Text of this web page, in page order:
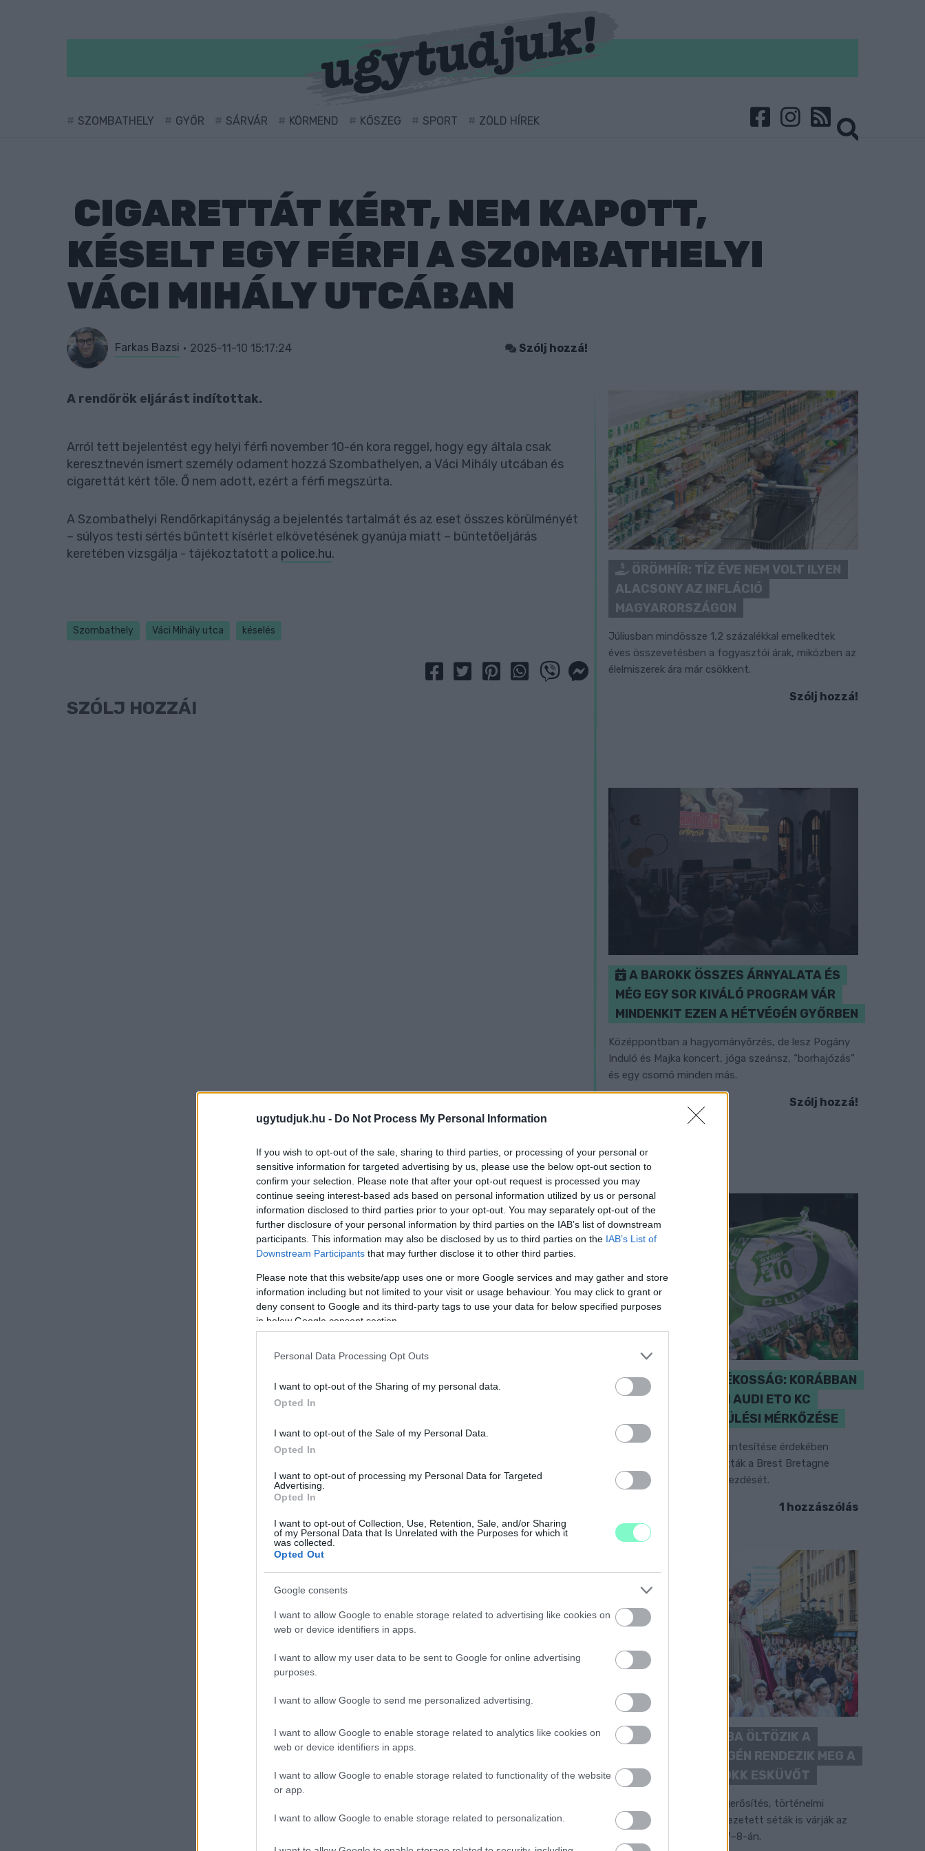
ugytudjuk.hu - Do Not Process My Personal Information
If you wish to opt-out of the sale, sharing to third parties, or processing of your personal or
sensitive information for targeted advertising by us, please use the below opt-out section to
confirm your selection. Please note that after your opt-out request is processed you may
continue seeing interest-based ads based on personal information utilized by us or personal
information disclosed to third parties prior to your opt-out. You may separately opt-out of the
further disclosure of your personal information by third parties on the IAB’s list of downstream
participants. This information may also be disclosed by us to third parties on the IAB’s List of
Downstream Participants that may further disclose it to other third parties.
Please note that this website/app uses one or more Google services and may gather and store
information including but not limited to your visit or usage behaviour. You may click to grant or
deny consent to Google and its third-party tags to use your data for below specified purposes
in below Google consent section.
Personal Data Processing Opt Outs
I want to opt-out of the Sharing of my personal data.
Opted In
I want to opt-out of the Sale of my Personal Data.
Opted In
I want to opt-out of processing my Personal Data for Targeted
Advertising.
Opted In
I want to opt-out of Collection, Use, Retention, Sale, and/or Sharing
of my Personal Data that Is Unrelated with the Purposes for which it
was collected.
Opted Out
Google consents
I want to allow Google to enable storage related to advertising like cookies on
web or device identifiers in apps.
I want to allow my user data to be sent to Google for online advertising
purposes.
I want to allow Google to send me personalized advertising.
I want to allow Google to enable storage related to analytics like cookies on
web or device identifiers in apps.
I want to allow Google to enable storage related to functionality of the website
or app.
I want to allow Google to enable storage related to personalization.
SZOMBATHELY GYŐR SÁRVÁR KÖRMEND KŐSZEG SPORT ZÖLD HÍREK
CIGARETTÁT KÉRT, NEM KAPOTT,
KÉSELT EGY FÉRFI A SZOMBATHELYI
VÁCI MIHÁLY UTCÁBAN
Farkas Bazsi 2025-11-10 15:17:24 Szólj hozzá!
A rendőrök eljárást indítottak.
Arról tett bejelentést egy helyi férfi november 10-én kora reggel, hogy egy általa csak
keresztnevén ismert személy odament hozzá Szombathelyen, a Váci Mihály utcában és
cigarettát kért tőle. Ő nem adott, ezért a férfi megszúrta.
A Szombathelyi Rendőrkapitányság a bejelentés tartalmát és az eset összes körülményét
– súlyos testi sértés bűntett kísérlet elkövetésének gyanúja miatt – büntetőeljárás
keretében vizsgálja - tájékoztatott a police.hu.
Szombathely Váci Mihály utca késelés
SZÓLJ HOZZÁ!
ÖRÖMHÍR: TÍZ ÉVE NEM VOLT ILYEN
ALACSONY AZ INFLÁCIÓ
MAGYARORSZÁGON
Júliusban mindössze 1,2 százalékkal emelkedtek
éves összevetésben a fogyasztói árak, miközben az
élelmiszerek ára már csökkent.
Szólj hozzá!
A BAROKK ÖSSZES ÁRNYALATA ÉS
MÉG EGY SOR KIVÁLÓ PROGRAM VÁR
MINDENKIT EZEN A HÉTVÉGÉN GYŐRBEN
Középpontban a hagyományőrzés, de lesz Pogány
Induló és Majka koncert, jóga szeánsz, “borhajózás”
és egy csomó minden más.
Szólj hozzá!
ENERGIATAKARÉKOSSÁG: KORÁBBAN
KEZDŐDIK A GYŐRI AUDI ETO KC
PÉNTEKI FELKÉSZÜLÉSI MÉRKŐZÉSE
Az energiaellátás tehermentesítése érdekében
másfél órával előrébb hozták a Brest Bretagne
Handball elleni találkozó kezdését.
1 hozzászólás
BAROKK POMPÁBA ÖLTÖZIK A
BELVÁROS: HÉTVÉGÉN RENDEZIK MEG A
XXXIII. GYŐRI BAROKK ESKÜVŐT
Jubileumi fogadalom megerősítés, történelmi
felvonulás, tűzshow és vezetett séták is várják az
érdeklődőket augusztus 7–8-án.